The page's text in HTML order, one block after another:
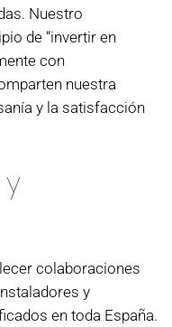
Nuestro
de “invertir en
con
nuestra
y la satisfacción
colaboraciones
y
en toda España.